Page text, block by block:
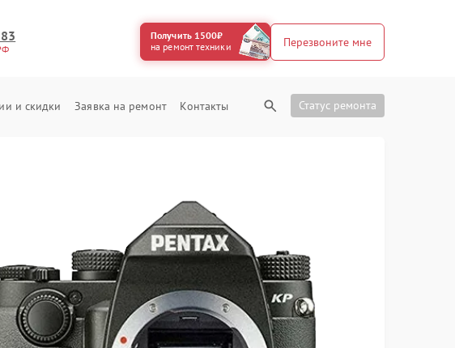
Получить 1500₽
на ремонт техники
Перезвоните мне
и скидки Заявка на ремонт Контакты Статус ремонта